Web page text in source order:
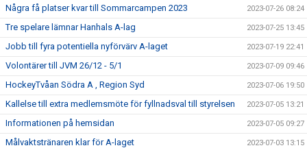
Några få platser kvar till Sommarcampen 2023 2023-07-26 08:24
Tre spelare lämnar Hanhals A-lag 2023-07-25 13:45
Jobb till fyra potentiella nyförvärv A-laget 2023-07-19 22:41
Volontärer till JVM 26/12 - 5/1 2023-07-09 09:46
HockeyTvåan Södra A , Region Syd 2023-07-06 19:50
Kallelse till extra medlemsmöte för fyllnadsval till styrelsen 2023-07-05 13:21
Informationen på hemsidan 2023-07-05 09:27
Målvaktstränaren klar för A-laget 2023-07-03 13:15